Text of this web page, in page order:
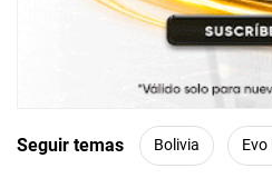
Seguir temas Bolivia